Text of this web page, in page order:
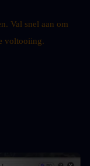
Val snel aan om
voltooiing.